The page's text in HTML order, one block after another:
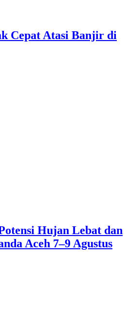
Cepat Atasi Banjir di
Hujan Lebat dan
Aceh 7–9 Agustus